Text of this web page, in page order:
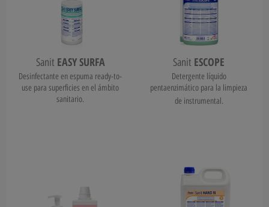
Sanit EASY SURFA
Desinfectante en espuma ready-to-
use para superficies en el ámbito
sanitario.
Sanit ESCOPE
Detergente líquido
pentaenzimático para la limpieza
de instrumental.